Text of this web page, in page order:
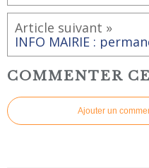
Article suivant »
COMMENTER
Ajouter un